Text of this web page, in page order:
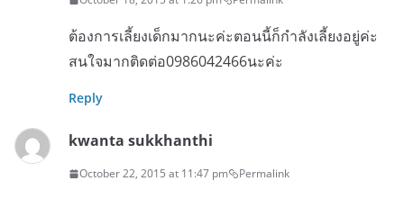
ต้องการเลี้ยงเด็กมากนะค่ะตอนนี้ก็กำลังเลี้ยงอยู่ค่ะ
สนใจมากติดต่อ0986042466นะค่ะ
Reply
kwanta sukkhanthi
October 22, 2015 at 11:47 pm Permalink